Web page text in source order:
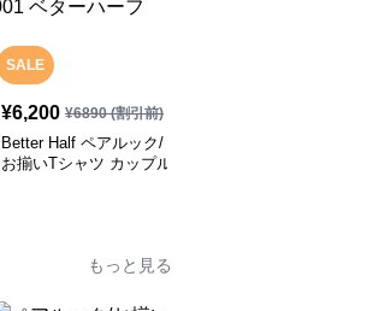
SALE
¥6,200 ¥6890(割引前)
Better Half ペアルック/
お揃いTシャツ カップル
もっと見る